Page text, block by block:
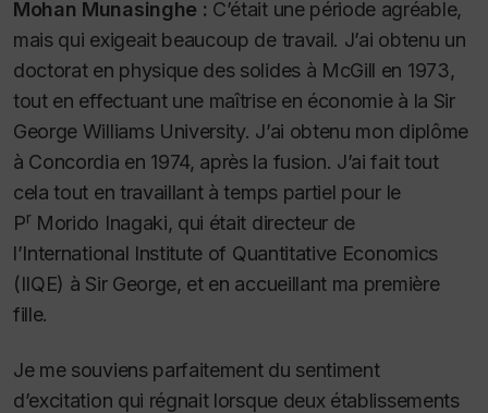
Mohan Munasinghe : C’était une période agréable,
mais qui exigeait beaucoup de travail. J’ai obtenu un
doctorat en physique des solides à McGill en 1973,
tout en effectuant une maîtrise en économie à la Sir
George Williams University. J’ai obtenu mon diplôme
à Concordia en 1974, après la fusion. J’ai fait tout
cela tout en travaillant à temps partiel pour le
PrMorido Inagaki, qui était directeur de
l’International Institute of Quantitative Economics
(IIQE) à Sir George, et en accueillant ma première
fille.
Je me souviens parfaitement du sentiment
d’excitation qui régnait lorsque deux établissements